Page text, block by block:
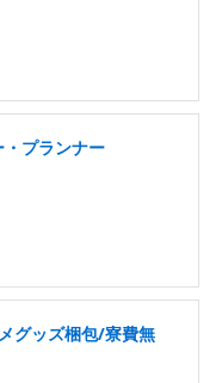
プランナー
グッズ梱包/寮費無